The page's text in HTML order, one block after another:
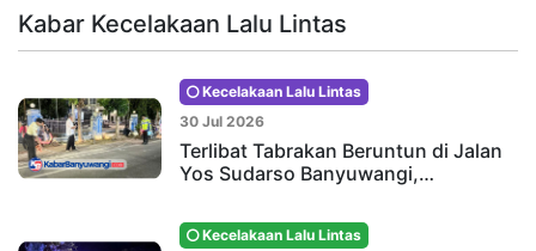
Kabar Kecelakaan Lalu Lintas
Kecelakaan Lalu Lintas
30 Jul 2026
Terlibat Tabrakan Beruntun di Jalan
Yos Sudarso Banyuwangi,…
Kecelakaan Lalu Lintas